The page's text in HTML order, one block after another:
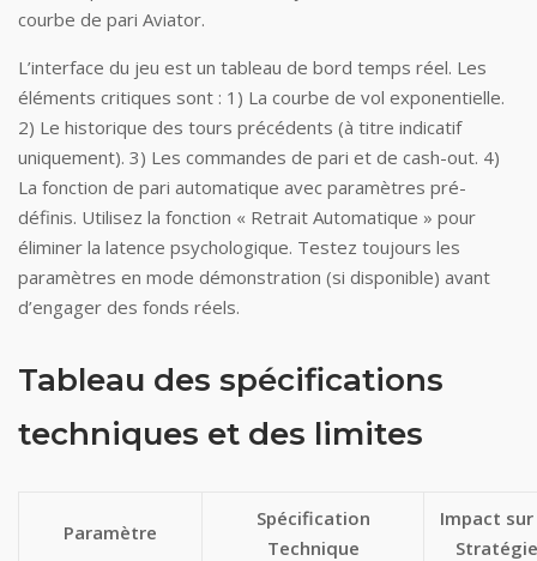
courbe de pari Aviator.
L’interface du jeu est un tableau de bord temps réel. Les
éléments critiques sont : 1) La courbe de vol exponentielle.
2) Le historique des tours précédents (à titre indicatif
uniquement). 3) Les commandes de pari et de cash-out. 4)
La fonction de pari automatique avec paramètres pré-
définis. Utilisez la fonction « Retrait Automatique » pour
éliminer la latence psychologique. Testez toujours les
paramètres en mode démonstration (si disponible) avant
d’engager des fonds réels.
Tableau des spécifications
techniques et des limites
Paramètre
Spécification
Technique
Impact sur
Stratégie